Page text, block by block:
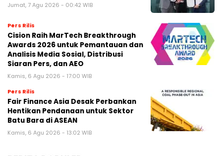
Jumat, 7 Agu 2026 - 00:42 WIB
Pers Rilis
Cision Raih MarTech Breakthrough
Awards 2026 untuk Pemantauan dan
Analisis Media Sosial, Distribusi
Siaran Pers, dan AEO
Kamis, 6 Agu 2026 - 17:00 WIB
Pers Rilis
Fair Finance Asia Desak Perbankan
Hentikan Pendanaan untuk Sektor
Batu Bara di ASEAN
Kamis, 6 Agu 2026 - 13:02 WIB